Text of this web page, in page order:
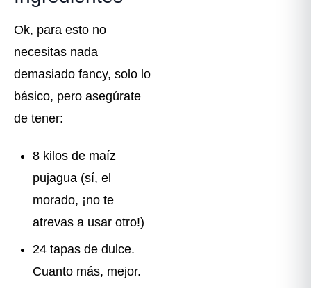
Ok, para esto no
necesitas nada
demasiado fancy, solo lo
básico, pero asegúrate
de tener:
8 kilos de maíz
pujagua (sí, el
morado, ¡no te
atrevas a usar otro!)
24 tapas de dulce.
Cuanto más, mejor.